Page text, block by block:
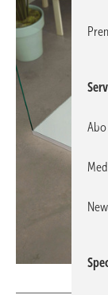
Abo